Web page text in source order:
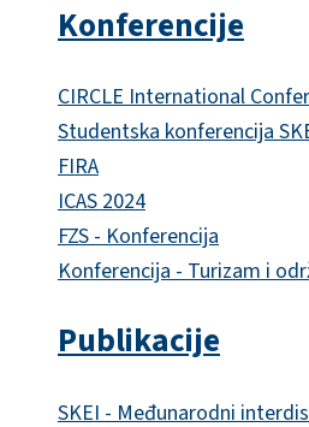
Konferencije
CIRCLE International
Studentska konferencija
FIRA
ICAS 2024
FZS - Konferencija
Konferencija - Turizam i
Publikacije
SKEI - Međunarodni